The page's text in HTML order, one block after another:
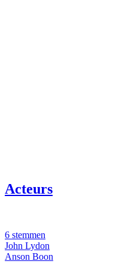
Acteurs
6 stemmen
John Lydon
Anson Boon